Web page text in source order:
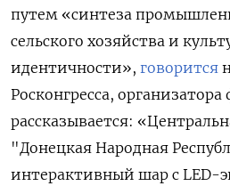
путем «синтеза
сельского хозяйства и
идентичности», говорится
Росконгресса,
рассказывается:
"Донецкая Народная
интерактивный шар с LED-